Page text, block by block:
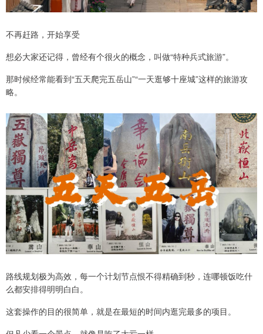
不再赶路，开始享受
想必大家还记得，曾经有个很火的概念，叫做“特种兵式旅游”。
那时候经常能看到“五天爬完五岳山”“一天逛够十座城”这样的旅游攻
略。
路线规划极为高效，每一个计划节点恨不得精确到秒，连哪顿饭吃什
么都安排得明明白白。
这套操作的目的很简单，就是在最短的时间内逛完最多的项目。